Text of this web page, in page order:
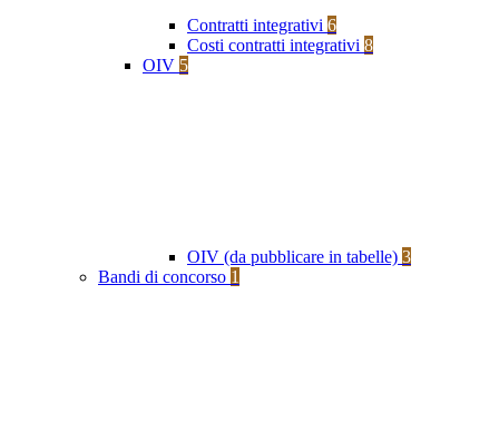
Contratti integrativi 6
Costi contratti integrativi 8
OIV 5
OIV (da pubblicare in tabelle) 3
Bandi di concorso 1